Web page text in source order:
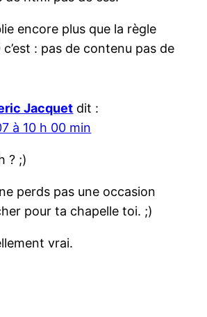
encore plus que la règle
: pas de contenu pas de
Jacquet dit :
à 10 h 00 min
? ;)
perds pas une occasion
pour ta chapelle toi. ;)
vrai.